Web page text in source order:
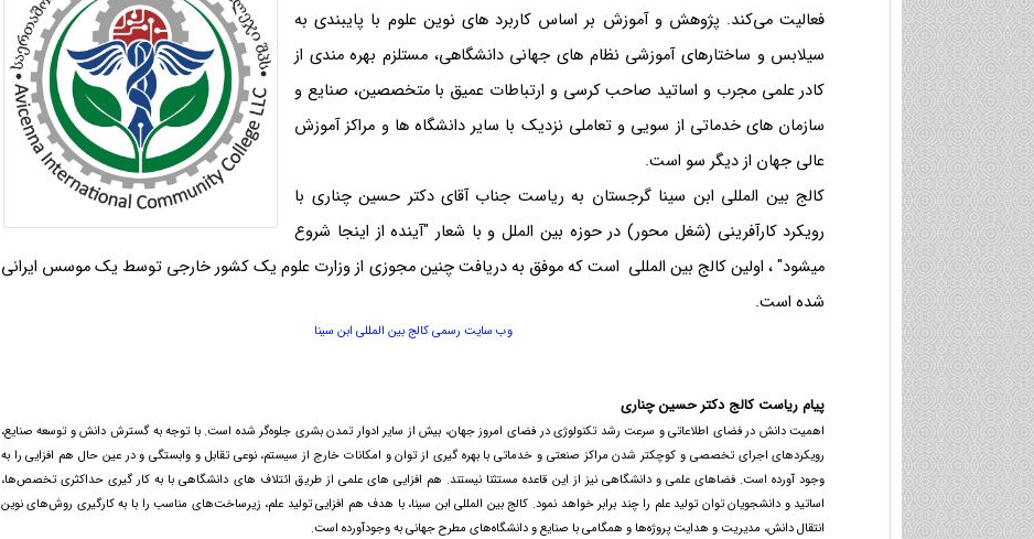
فعالیت می‌کند. پژوهش و آموزش بر اساس کاربرد های نوین علوم با پایبندی به
سیلابس و ساختارهای آموزشی نظام های جهانی دانشگاهی، مستلزم بهره مندی از
کادر علمی مجرب و اساتید صاحب کرسی و ارتباطات عمیق با متخصصین، صنایع و
سازمان های خدماتی از سویی و تعاملی نزدیک با سایر دانشگاه ها و مراکز آموزش
عالی جهان از دیگر سو است.
کالج بین المللی ابن سینا گرجستان به ریاست جناب آقای دکتر حسین چناری با
رویکرد کارآفرینی (شغل محور) در حوزه بین الملل و با شعار "آینده از اینجا شروع
میشود" ، اولین کالج بین المللی است که موفق به دریافت چنین مجوزی از وزارت علوم یک کشور خارجی توسط یک موسس ایرانی
شده است.
وب سایت رسمی کالج بین المللی ابن سینا
پیام ریاست کالج دکتر حسین چناری
اهمیت دانش در فضای اطلاعاتی و سرعت رشد تکنولوژی در فضای امروز جهان، بیش از سایر ادوار تمدن بشری جلوه‌گر شده است. با توجه به گسترش دانش و توسعه صنایع،
رویکردهای اجرای تخصصی و کوچکتر شدن مراکز صنعتی و خدماتی با بهره گیری از توان و امکانات خارج از سیستم، نوعی تقابل و وابستگی و در عین حال هم افزایی را به
وجود آورده است. فضاهای علمی و دانشگاهی نیز از این قاعده مستثنا نیستند. هم افزایی های علمی از طریق ائتلاف های دانشگاهی با به کار گیری حداکثری تخصص‌ها،
اساتید و دانشجویان توان تولید علم را چند برابر خواهد نمود. کالج بین المللی ابن سینا، با هدف هم افزایی تولید علم، زیرساخت‌های مناسب را با به کارگیری روش‌های نوین
انتقال دانش، مدیریت و هدایت پروژه‌ها و همگامی با صنایع و دانشگاه‌های مطرح جهانی به وجودآورده است.